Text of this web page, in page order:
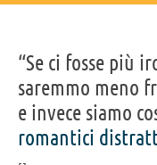
“Se ci fosse più
saremmo meno
e invece siamo
romantici